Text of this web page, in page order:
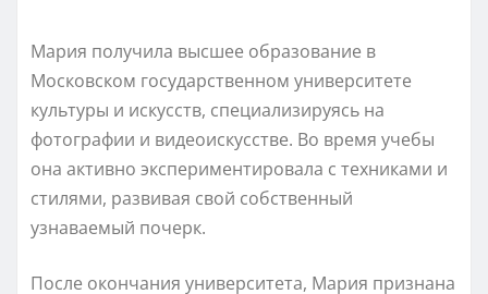
Мария получила высшее образование в
Московском государственном университете
культуры и искусств, специализируясь на
фотографии и видеоискусстве. Во время учебы
она активно экспериментировала с техниками и
стилями, развивая свой собственный
узнаваемый почерк.
После окончания университета, Мария признана